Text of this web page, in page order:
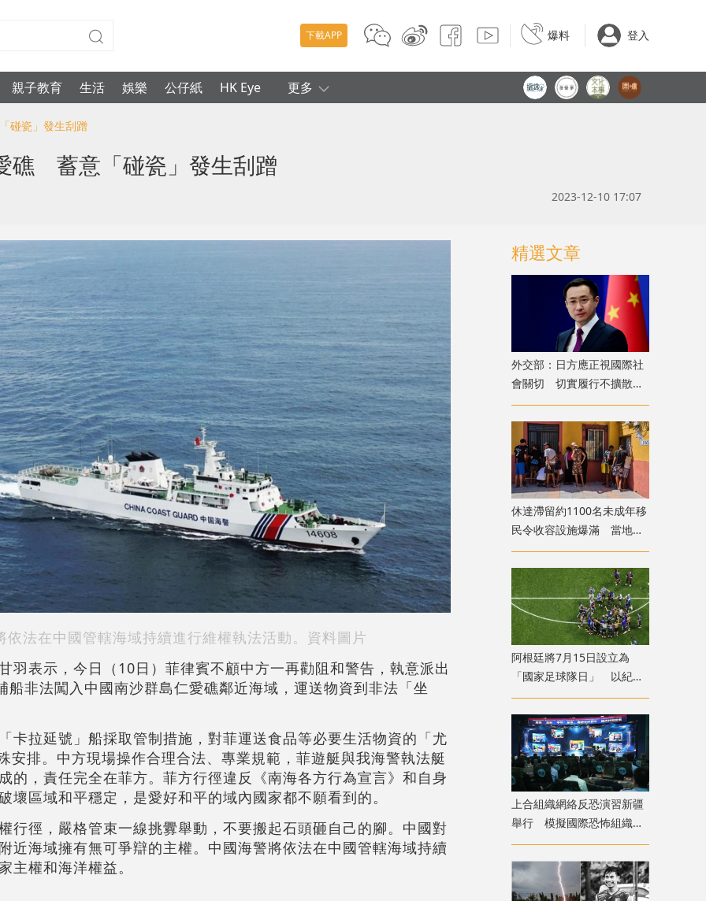
下載APP 爆料 登入
親子教育 生活 娛樂 公仔紙 HK Eye 更多
碰瓷」發生刮蹭
礁 蓄意「碰瓷」發生刮蹭
2023-12-10 17:07
依法在中國管轄海域持續進行維權執法活動。資料圖片
羽表示，今日（10日）菲律賓不顧中方一再勸阻和警告，執意派出
非法闖入中國南沙群島仁愛礁鄰近海域，運送物資到非法「坐
卡拉延號」船採取管制措施，對菲運送食品等必要生活物資的「尤
安排。中方現場操作合理合法、專業規範，菲遊艇與我海警執法艇
的，責任完全在菲方。菲方行徑違反《南海各方行為宣言》和自身
壞區域和平穩定，是愛好和平的域內國家都不願看到的。
行徑，嚴格管束一線挑釁舉動，不要搬起石頭砸自己的腳。中國對
近海域擁有無可爭辯的主權。中國海警將依法在中國管轄海域持續
主權和海洋權益。
精選文章
外交部：日方應正視國際社
會關切 切實履行不擴散核
武器的國際法義務
​休達滯留約1100名未成年移
民令收容設施爆滿 當地冀
移送西班牙本土
​阿根廷將7月15日設立為
「國家足球隊日」 以紀念
世盃挫英格蘭
上合組織網絡反恐演習新疆
舉行 模擬國際恐怖組織策
劃實施恐襲等情形